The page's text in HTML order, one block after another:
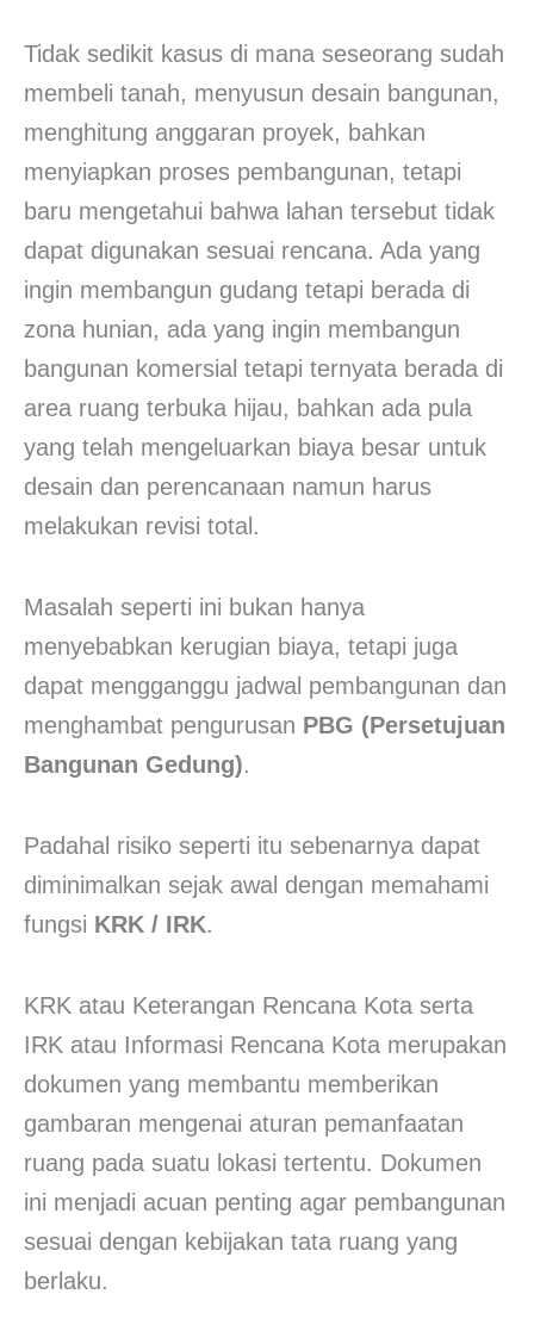
Tidak sedikit kasus di mana seseorang sudah
membeli tanah, menyusun desain bangunan,
menghitung anggaran proyek, bahkan
menyiapkan proses pembangunan, tetapi
baru mengetahui bahwa lahan tersebut tidak
dapat digunakan sesuai rencana. Ada yang
ingin membangun gudang tetapi berada di
zona hunian, ada yang ingin membangun
bangunan komersial tetapi ternyata berada di
area ruang terbuka hijau, bahkan ada pula
yang telah mengeluarkan biaya besar untuk
desain dan perencanaan namun harus
melakukan revisi total.
Masalah seperti ini bukan hanya
menyebabkan kerugian biaya, tetapi juga
dapat mengganggu jadwal pembangunan dan
menghambat pengurusan PBG (Persetujuan
Bangunan Gedung).
Padahal risiko seperti itu sebenarnya dapat
diminimalkan sejak awal dengan memahami
fungsi KRK / IRK.
KRK atau Keterangan Rencana Kota serta
IRK atau Informasi Rencana Kota merupakan
dokumen yang membantu memberikan
gambaran mengenai aturan pemanfaatan
ruang pada suatu lokasi tertentu. Dokumen
ini menjadi acuan penting agar pembangunan
sesuai dengan kebijakan tata ruang yang
berlaku.